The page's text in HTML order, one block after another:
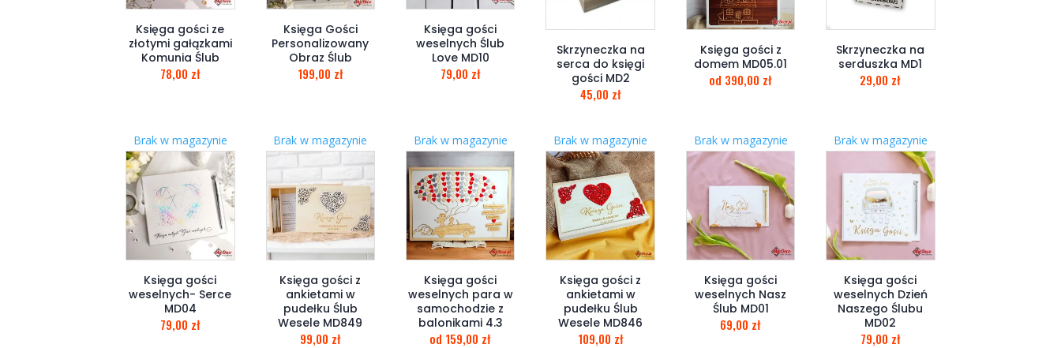
Księga gości ze
złotymi gałązkami
Komunia Ślub
78,00 zł
Księga Gości
Personalizowany
Obraz Ślub
199,00 zł
Księga gości
weselnych Ślub
Love MD10
79,00 zł
Skrzyneczka na
serca do księgi
gości MD2
45,00 zł
Księga gości z
domem MD05.01
od 390,00 zł
Skrzyneczka na
serduszka MD1
29,00 zł
Brak w magazynie
Księga gości
weselnych- Serce
MD04
79,00 zł
Brak w magazynie
Księga gości z
ankietami w
pudełku Ślub
Wesele MD849
99,00 zł
Brak w magazynie
Księga gości
weselnych para w
samochodzie z
balonikami 4.3
od 159,00 zł
Brak w magazynie
Księga gości z
ankietami w
pudełku Ślub
Wesele MD846
109,00 zł
Brak w magazynie
Księga gości
weselnych Nasz
Ślub MD01
69,00 zł
Brak w magazynie
Księga gości
weselnych Dzień
Naszego Ślubu
MD02
79,00 zł